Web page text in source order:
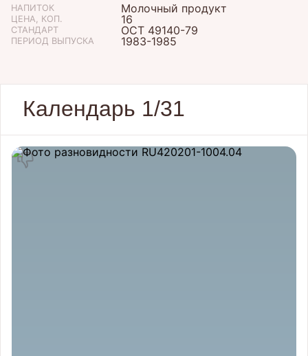
НАПИТОК Молочный продукт
ЦЕНА, КОП. 16
СТАНДАРТ ОСТ 49140-79
ПЕРИОД ВЫПУСКА 1983-1985
Календарь 1/31